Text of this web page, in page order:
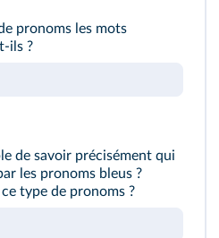
pronoms les mots
?
de savoir précisément qui
les pronoms bleus ?
type de pronoms ?